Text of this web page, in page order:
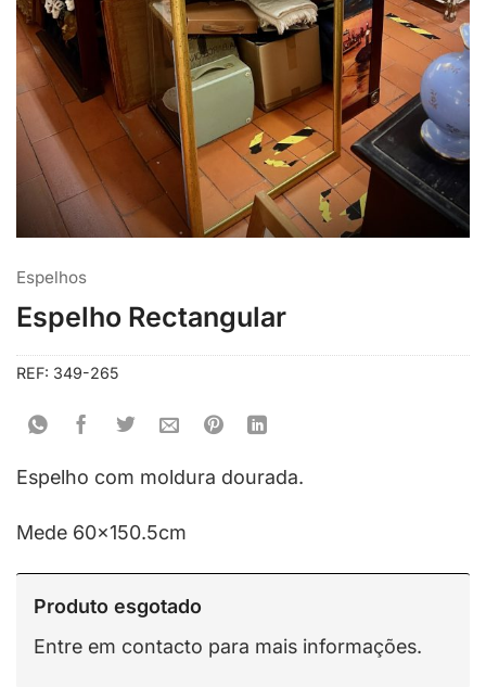
Espelhos
Espelho Rectangular
REF: 349-265
Espelho com moldura dourada.
Mede 60×150.5cm
Produto esgotado
Entre em contacto para mais informações.